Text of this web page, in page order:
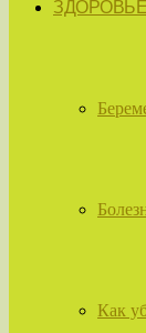
ЗДОРОВЬЕ
Как